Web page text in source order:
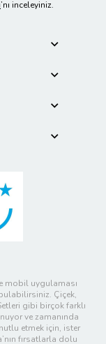
’nı inceleyiniz.
mobil uygulaması
Çiçek,
gibi birçok farklı
ve zamanında
etmek için, ister
fırsatlarla dolu